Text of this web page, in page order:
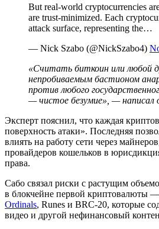
But real-world cryptocurrencies
are trust-minimized. Each
attack surface, representing the…
— Nick Szabo (@NickSzabo4)
«Считать биткоин или любой
непробиваемым бастионом
против любого
— чистое безумие», — написал
Эксперт пояснил, что каждая
поверхность атаки». Последняя
влиять на работу сети через
провайдеров кошельков в
права.
Сабо связал риски с растущим
в блокчейне первой криптовалюты —
Ordinals, Runes и BRC-20, которые
видео и другой нефинансовый